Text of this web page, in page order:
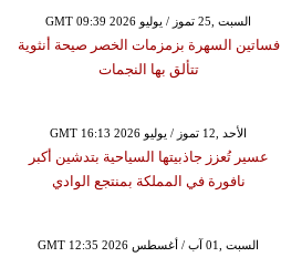
GMT 09:39 2026 السبت ,25 تموز / يوليو
فساتين السهرة بزمزمات الخصر صيحة أنثوية
تتألق بها النجمات
GMT 16:13 2026 الأحد ,12 تموز / يوليو
عسير تُعزز جاذبيتها السياحية بتدشين أكبر
نافورة في المملكة بمنتجع الوادي
GMT 12:35 2026 السبت ,01 آب / أغسطس